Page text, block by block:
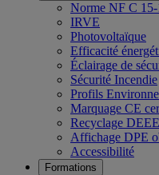
Norme NF C
IRVE
Photovoltaïque
Efficacité
Éclairage de
Sécurité Incendie
Profils
Marquage CE
Recyclage
Affichage DPE
Accessibilité
Formations